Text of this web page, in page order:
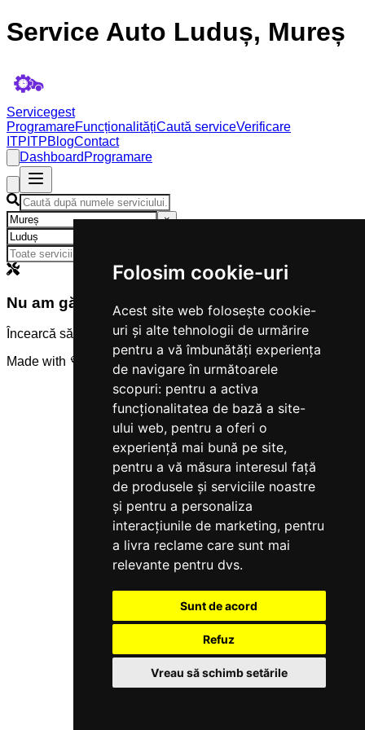
Folosim cookie-uri
Acest site web folosește cookie-
uri și alte tehnologii de urmărire
pentru a vă îmbunătăți experiența
de navigare în următoarele
scopuri: pentru a activa
funcționalitatea de bază a site-
ului web, pentru a oferi o
experiență mai bună pe site,
pentru a vă măsura interesul față
de produsele și serviciile noastre
și pentru a personaliza
interacțiunile de marketing, pentru
a livra reclame care sunt mai
relevante pentru dvs.
Sunt de acord
Refuz
Vreau să schimb setările
Service Auto Luduș, Mureș
Servicegest
ProgramareFuncționalitățiCaută serviceVerificare
ITP ITPBlogContact
Dashboard Programare
×
Nu am găsit servicii
Încearcă să modifici criteriile de căutare.
Made with 💜 by
Servicegest